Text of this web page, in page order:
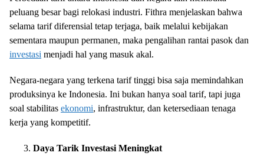
peluang besar bagi relokasi industri. Fithra menjelaskan bahwa
selama tarif diferensial tetap terjaga, baik melalui kebijakan
sementara maupun permanen, maka pengalihan rantai pasok dan
investasi menjadi hal yang masuk akal.
Negara-negara yang terkena tarif tinggi bisa saja memindahkan
produksinya ke Indonesia. Ini bukan hanya soal tarif, tapi juga
soal stabilitas ekonomi, infrastruktur, dan ketersediaan tenaga
kerja yang kompetitif.
Daya Tarik Investasi Meningkat